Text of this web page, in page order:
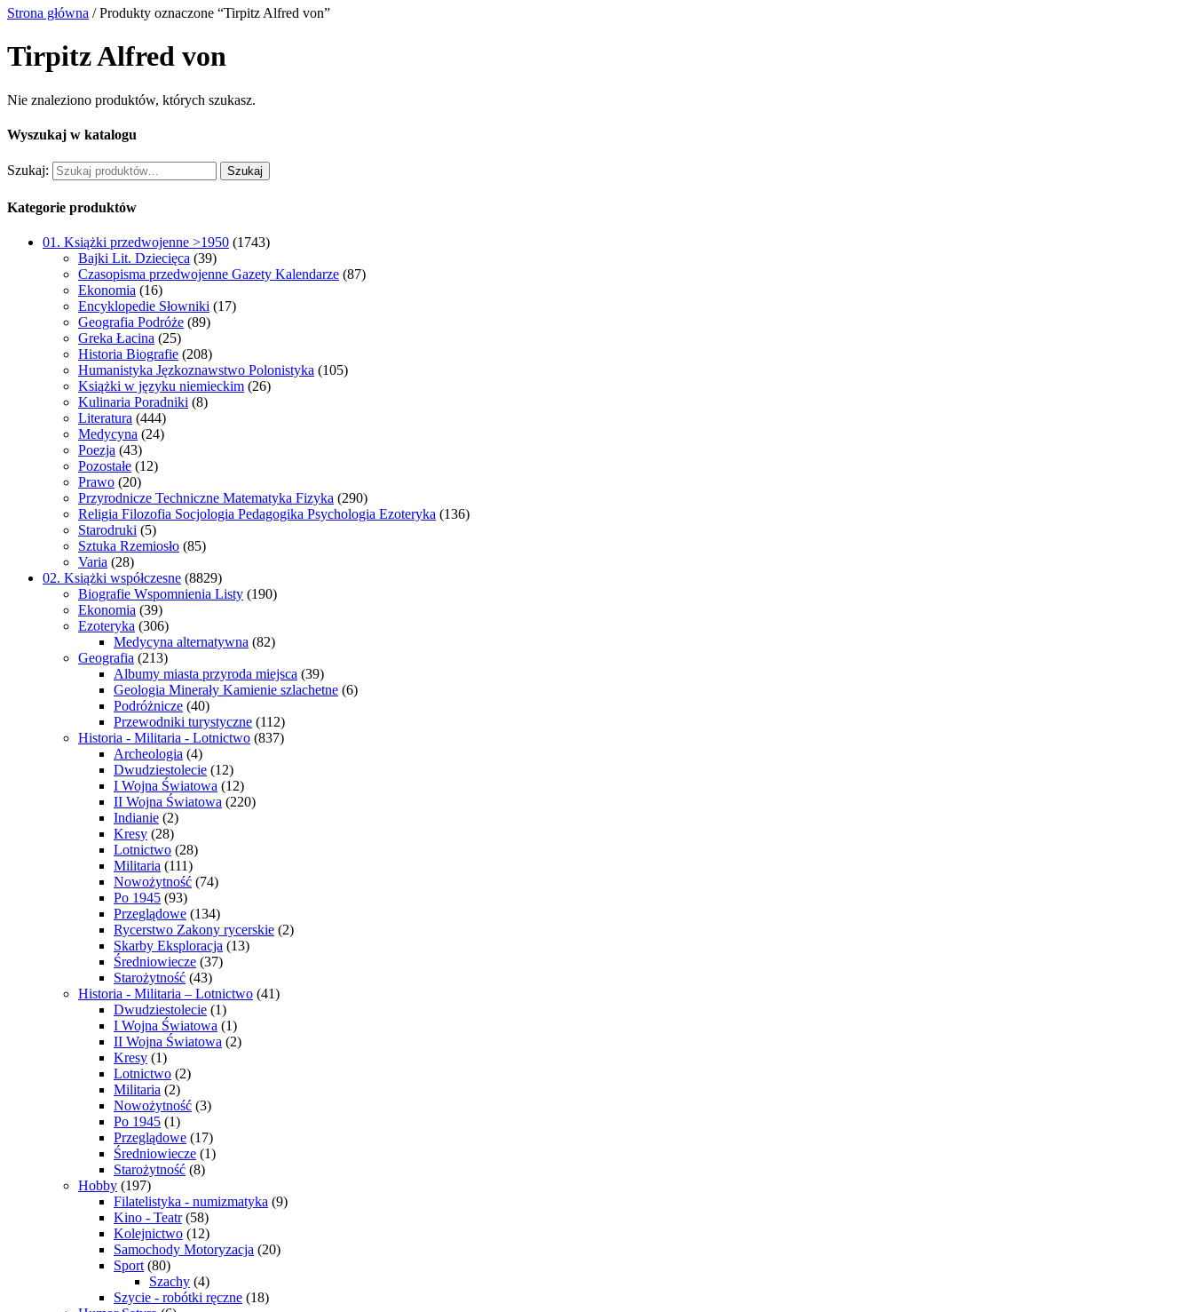
Strona główna / Produkty oznaczone “Tirpitz Alfred von”
Tirpitz Alfred von
Nie znaleziono produktów, których szukasz.
Wyszukaj w katalogu
Szukaj: Szukaj
Kategorie produktów
01. Książki przedwojenne >1950 (1743)
Bajki Lit. Dziecięca (39)
Czasopisma przedwojenne Gazety Kalendarze (87)
Ekonomia (16)
Encyklopedie Słowniki (17)
Geografia Podróże (89)
Greka Łacina (25)
Historia Biografie (208)
Humanistyka Jęzkoznawstwo Polonistyka (105)
Książki w języku niemieckim (26)
Kulinaria Poradniki (8)
Literatura (444)
Medycyna (24)
Poezja (43)
Pozostałe (12)
Prawo (20)
Przyrodnicze Techniczne Matematyka Fizyka (290)
Religia Filozofia Socjologia Pedagogika Psychologia Ezoteryka (136)
Starodruki (5)
Sztuka Rzemiosło (85)
Varia (28)
02. Książki współczesne (8829)
Biografie Wspomnienia Listy (190)
Ekonomia (39)
Ezoteryka (306)
Medycyna alternatywna (82)
Geografia (213)
Albumy miasta przyroda miejsca (39)
Geologia Minerały Kamienie szlachetne (6)
Podróżnicze (40)
Przewodniki turystyczne (112)
Historia - Militaria - Lotnictwo (837)
Archeologia (4)
Dwudziestolecie (12)
I Wojna Światowa (12)
II Wojna Światowa (220)
Indianie (2)
Kresy (28)
Lotnictwo (28)
Militaria (111)
Nowożytność (74)
Po 1945 (93)
Przeglądowe (134)
Rycerstwo Zakony rycerskie (2)
Skarby Eksploracja (13)
Średniowiecze (37)
Starożytność (43)
Historia - Militaria – Lotnictwo (41)
Dwudziestolecie (1)
I Wojna Światowa (1)
II Wojna Światowa (2)
Kresy (1)
Lotnictwo (2)
Militaria (2)
Nowożytność (3)
Po 1945 (1)
Przeglądowe (17)
Średniowiecze (1)
Starożytność (8)
Hobby (197)
Filatelistyka - numizmatyka (9)
Kino - Teatr (58)
Kolejnictwo (12)
Samochody Motoryzacja (20)
Sport (80)
Szachy (4)
Szycie - robótki ręczne (18)